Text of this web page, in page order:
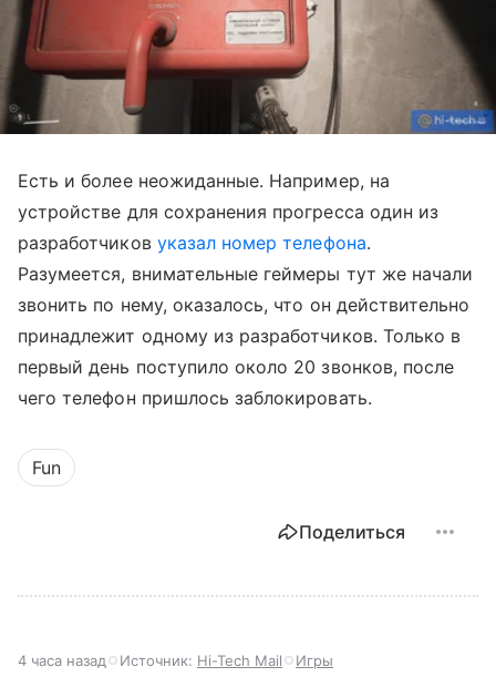
Есть и более неожиданные. Например, на
устройстве для сохранения прогресса один из
разработчиков указал номер телефона.
Разумеется, внимательные геймеры тут же начали
звонить по нему, оказалось, что он действительно
принадлежит одному из разработчиков. Только в
первый день поступило около 20 звонков, после
чего телефон пришлось заблокировать.
Fun
Поделиться
4 часа назад Источник: Hi-Tech Mail Игры